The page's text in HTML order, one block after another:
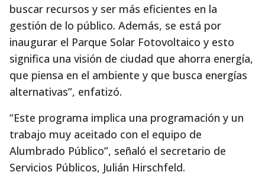
buscar recursos y ser más eficientes en la
gestión de lo público. Además, se está por
inaugurar el Parque Solar Fotovoltaico y esto
significa una visión de ciudad que ahorra energía,
que piensa en el ambiente y que busca energías
alternativas”, enfatizó.
“Este programa implica una programación y un
trabajo muy aceitado con el equipo de
Alumbrado Público”, señaló el secretario de
Servicios Públicos, Julián Hirschfeld.